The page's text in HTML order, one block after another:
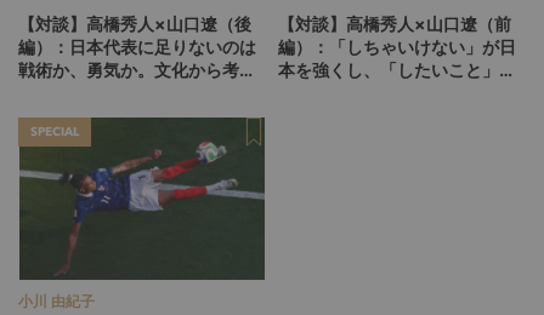
【対談】高橋秀人×山口遼（後
編）：日本代表に足りないのは
戦術か、勇気か。文化から考え
【対談】高橋秀人×山口遼（前
編）：「しちゃいけない」が日
本を強くし、「したいこと」が
SPECIAL
小川 由紀子